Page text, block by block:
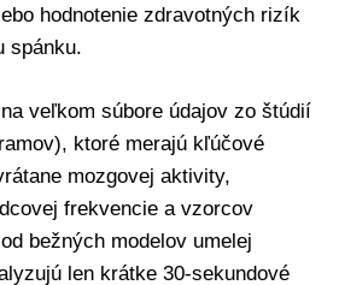
hodnotenie zdravotných rizík
spánku.
veľkom súbore údajov zo štúdií
ktoré merajú kľúčové
mozgovej aktivity,
frekvencie a vzorcov
bežných modelov umelej
len krátke 30-sekundové